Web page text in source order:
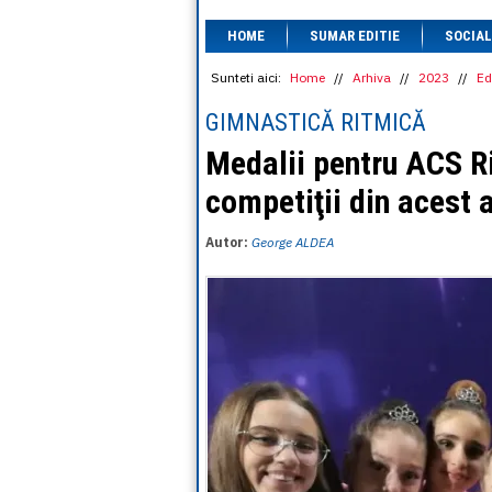
HOME SUMAR EDITIE SOCIAL
Sunteti aici: Home // Arhiva // 2023 //
GIMNASTICĂ RITMICĂ
Medalii pentru ACS
competiţii din acest
Autor: George ALDEA